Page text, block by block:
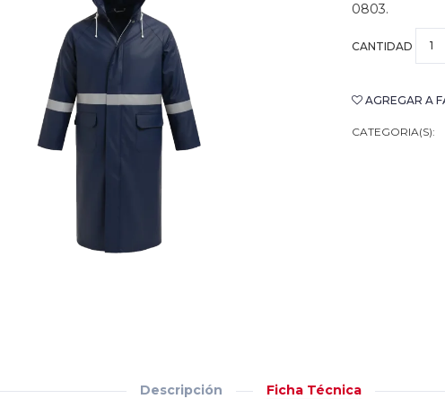
0803.
CANTIDAD
AGREGAR A
CATEGORIA(S):
Descripción Ficha Técnica